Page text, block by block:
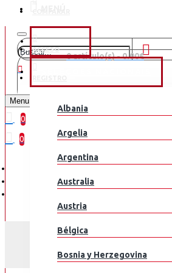
0 artículo(s) - 0.00€
CLUBES
Albania
Argelia
Argentina
Australia
Austria
Bélgica
Bosnia y Herzegovina
ACCESO
Menu
0
0